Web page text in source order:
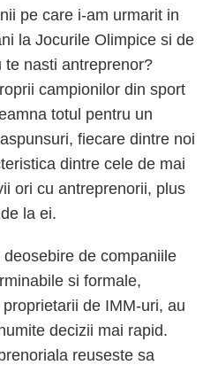
pe care i-am urmarit in
la Jocurile Olimpice si de
te nasti antreprenor?
campionilor din sport
totul pentru un
fiecare dintre noi
dintre cele de mai
ori cu antreprenorii, plus
la ei.
deosebire de companiile
si formale,
de IMM-uri, au
decizii mai rapid.
reuseste sa